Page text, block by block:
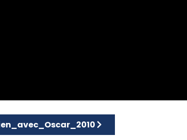
: Entretien_avec_Oscar_2010